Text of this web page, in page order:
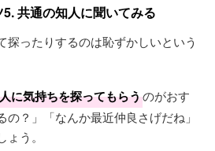
共通の知人に聞いてみる
探ったりするのは恥ずかしいという
に気持ちを探ってもらうのがおす
？」「なんか最近仲良さげだね」
う。